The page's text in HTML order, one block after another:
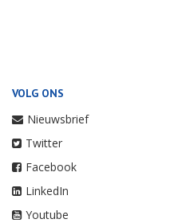
VOLG ONS
Nieuwsbrief
Twitter
Facebook
LinkedIn
Youtube